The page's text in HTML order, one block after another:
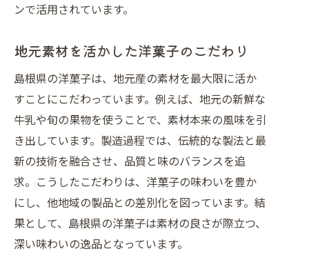
島根洋菓子詰合せの人気商品を解説
集
お土産選びで失敗しない洋菓子の選び
方
ここでしか味わえない洋菓子の魅力発
見
洋菓子詰合せが旅行者に選ばれる理由
見栄え抜群な洋菓子詰合せが贈答に人気
洋菓子詰合せが贈答用に喜ばれる理由
箱や包装が美しい洋菓子のこだわり
ンで活用されています。
地元素材を活かした洋菓子のこだわり
島根県の洋菓子は、地元産の素材を最大限に活か
すことにこだわっています。例えば、地元の新鮮な
牛乳や旬の果物を使うことで、素材本来の風味を引
き出しています。製造過程では、伝統的な製法と最
新の技術を融合させ、品質と味のバランスを追
求。こうしたこだわりは、洋菓子の味わいを豊か
にし、他地域の製品との差別化を図っています。結
果として、島根県の洋菓子は素材の良さが際立つ、
深い味わいの逸品となっています。